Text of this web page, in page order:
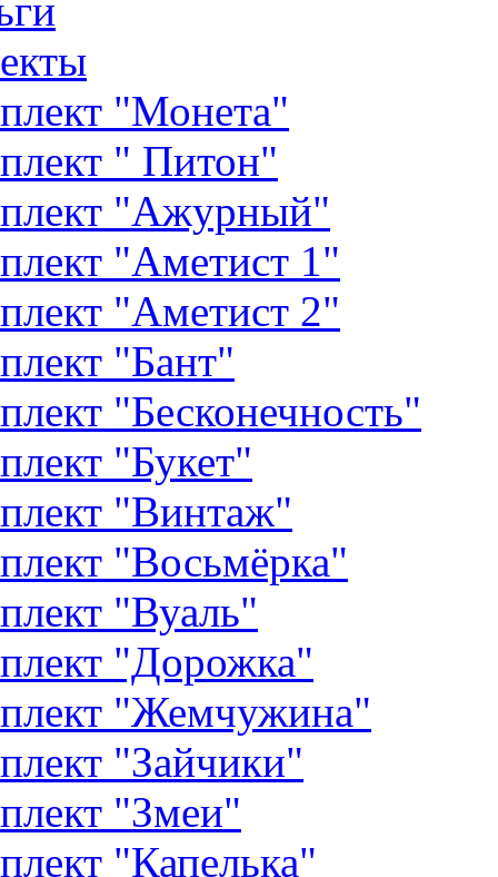
"Монета"
" Питон"
"Ажурный"
"Аметист 1"
"Аметист 2"
"Бант"
"Бесконечность"
"Букет"
"Винтаж"
"Восьмёрка"
"Вуаль"
"Дорожка"
"Жемчужина"
"Зайчики"
"Змеи"
"Капелька"